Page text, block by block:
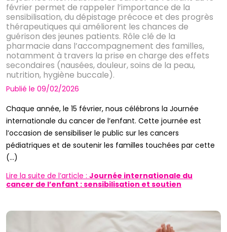
février permet de rappeler l’importance de la
sensibilisation, du dépistage précoce et des progrès
thérapeutiques qui améliorent les chances de
guérison des jeunes patients. Rôle clé de la
pharmacie dans l’accompagnement des familles,
notamment à travers la prise en charge des effets
secondaires (nausées, douleur, soins de la peau,
nutrition, hygiène buccale).
Publié le 09/02/2026
Chaque année, le 15 février, nous célébrons la Journée
internationale du cancer de l’enfant. Cette journée est
l’occasion de sensibiliser le public sur les cancers
pédiatriques et de soutenir les familles touchées par cette
(...)
Lire la suite de l’article : Journée internationale du
cancer de l’enfant : sensibilisation et soutien